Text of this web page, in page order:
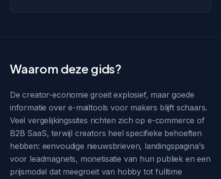
Waarom deze gids?
De creator-economie groeit explosief, maar goede
informatie over e-mailtools voor makers blijft schaars.
Veel vergelijkingssites richten zich op e-commerce of
B2B SaaS, terwijl creators heel specifieke behoeften
hebben: eenvoudige nieuwsbrieven, landingspagina's
voor leadmagnets, monetisatie van hun publiek en een
prijsmodel dat meegroeit van hobby tot fulltime